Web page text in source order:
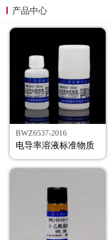
产品中心
BWZ6537-2016
电导率溶液标准物质
新闻资讯
公司主页
购物车
会员中心
联系我们
返回主页